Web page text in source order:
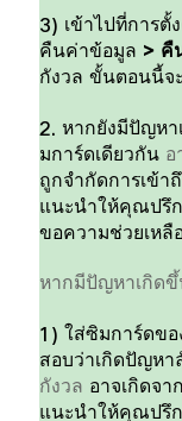
3) เข้าไปที่การตั้
คืนค่าข้อมูล > คื
กังวล ขั้นตอนนี้จ
2.หากยังมีปัญห
มการ์ดเดียวกัน อ
ถูกจำกัดการเข้า
แนะนำให้คุณปรึ
ขอความช่วยเหลื
หากมีปัญหาเกิด
1)ใส่ซิมการ์ดข
สอบว่าเกิดปัญหา
กังวล อาจเกิดจาก
แนะนำให้คุณปรึ